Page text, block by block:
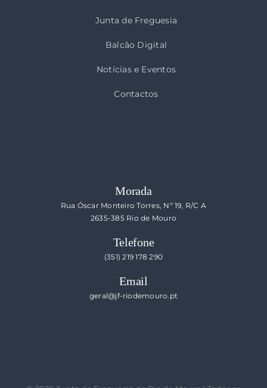
Junta de Freguesia
Balcão Digital
Notícias e Eventos
Contactos
Morada
Rua Óscar Monteiro Torres, Nº 19, R/C A
2635-385 Rio de Mouro
Telefone
(351) 219 178 290
Email
geral@jf-riodemouro.pt